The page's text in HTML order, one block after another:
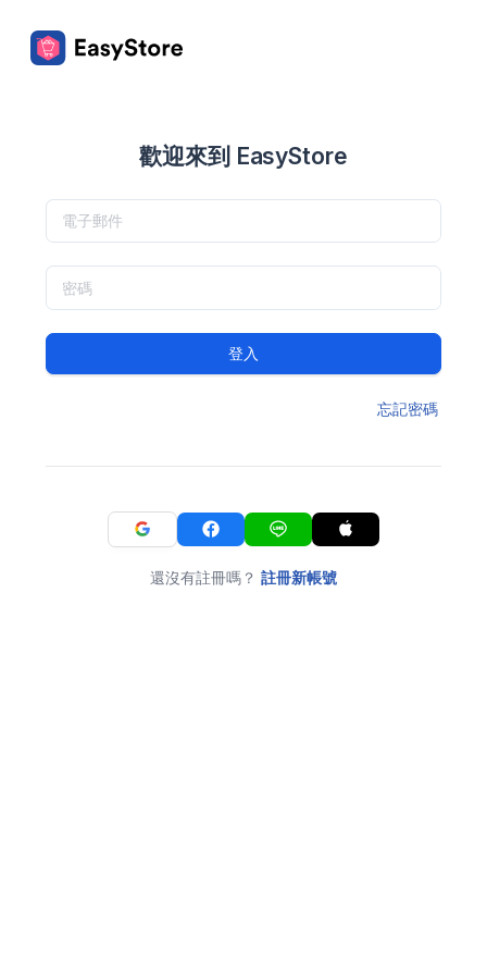
歡迎來到 EasyStore
登入
忘記密碼
還沒有註冊嗎？ 註冊新帳號